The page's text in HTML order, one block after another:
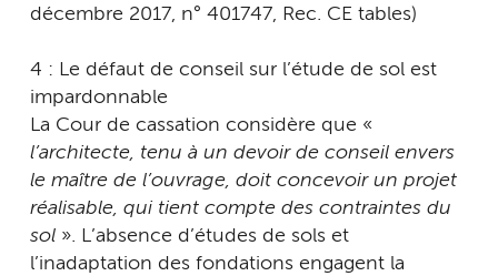
décembre 2017, n° 401747, Rec. CE tables)
4 : Le défaut de conseil sur l’étude de sol est
impardonnable
La Cour de cassation considère que «
l’architecte, tenu à un devoir de conseil envers
le maître de l’ouvrage, doit concevoir un projet
réalisable, qui tient compte des contraintes du
sol ». L’absence d’études de sols et
l’inadaptation des fondations engagent la